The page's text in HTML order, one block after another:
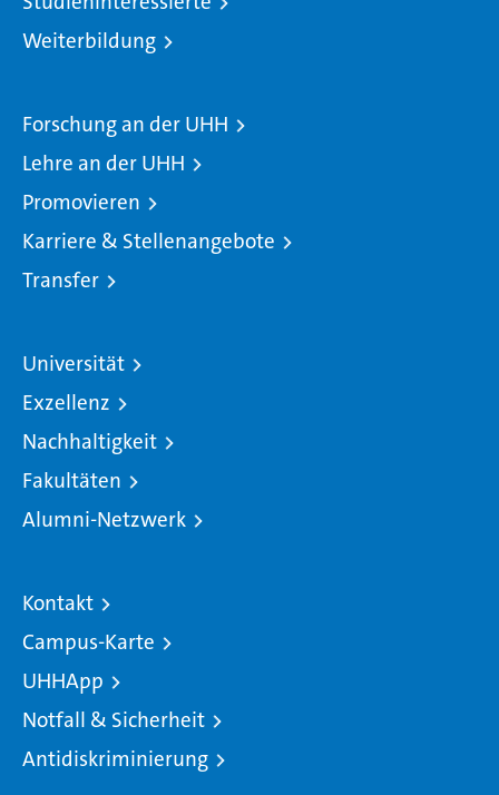
Weiterbildung
Forschung an der UHH
Lehre an der UHH
Promovieren
Karriere & Stellenangebote
Transfer
Universität
Exzellenz
Nachhaltigkeit
Fakultäten
Alumni-Netzwerk
Kontakt
Campus-Karte
UHHApp
Notfall & Sicherheit
Antidiskriminierung